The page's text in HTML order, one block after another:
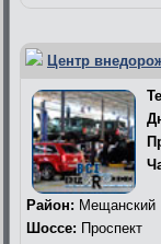
Центр
Район: Мещанский
Шоссе: Проспект